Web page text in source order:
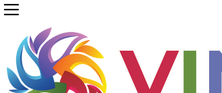
menu